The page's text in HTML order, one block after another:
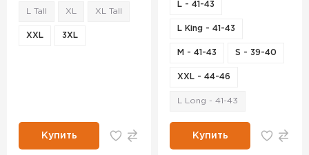
L Tall XL XL Tall
XXL 3XL
Купить
L - 41-43
L King - 41-43
M - 41-43 S - 39-40
XXL - 44-46
L Long - 41-43
Купить